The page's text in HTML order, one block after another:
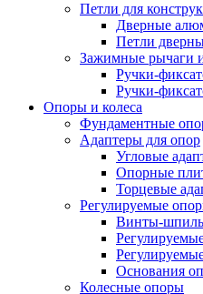
Петли для
Дверные
Петли
Зажимные рычаги
Ручки-
Ручки-
Опоры и колеса
Фундаментные
Адаптеры для опор
Угловые
Опорные
Торцевые
Регулируемые
Винты-
Основания
Колесные опоры